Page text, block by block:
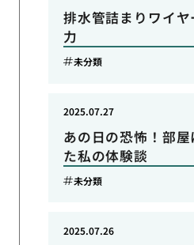
排水管詰まりワイ
力
未分類
あの日の恐怖！部
た私の体験談
2025.07.27
未分類
2025.07.26